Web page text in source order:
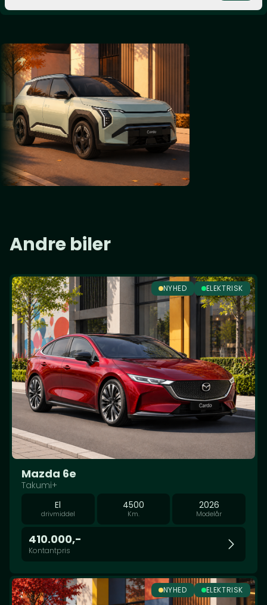
Andre biler
NYHED ELEKTRISK
Mazda 6e
Takumi+
El
drivmiddel
4500
Km.
2026
Modelår
410.000,-
Kontantpris
NYHED ELEKTRISK